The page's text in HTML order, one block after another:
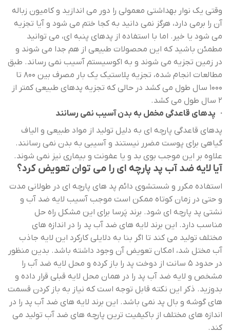
وقتی یک نوار بهداشتی معمولی را دور می اندازید و کامیون زباله
آن را برمی دارد، هرگز نمی دانید به کجا ختم می شود و آیا تجزیه
می شود یا خیر. اما با استفاده از پدهای پنبه ای، می توانید
مطمئن باشید که این محصولات طبیعی از هم جدا می شوند و
در زمین تجزیه می شوند و به اکوسیستم آسیب نمی رساند. طبق
مطالعات انجام شده، تجزیه پلاستیک یک بار مصرف بین 800 تا
1000 سال طول می کشد در حالی که تجزیه پدهای طبیعی کمتر از
2 سال طول می کشد.
· پدهای قاعدگی مخمل به بدن آسیب نمی رسانند
پدهای قاعدگی پارچه ای به دلیل تولید از مواد طبیعی و الیاف
گیاهی برای پوست مضرر نیستند و آسیبی به بدن نمی رسانند.
علاوه بر این موجب بوی بد و یا عفونت و بیماری نیز نمی شوند.
آیا لایه ضد آب پد پارچه ای را می توان تعویض کرد؟
استفاده مکرر و شستشوی دائم پد های پارچه ای در طولانی مدت
و حتی در زمان کوتاه ممکن است موجب آسیب لایه ضد آب و
نشتی پد پارچه ای شود. برند پَرسا برای این مشکل راه حل
مناسب دارد. این برند لایه های ضد آب پد را در اندازه های
مختلف تولید می کند تا اگر بنا به دلایلی کارکرد این لایه جاذب
آب مختل شد، امکان تعویض آن وجود داشته باشد. بدین منظور
در حدود 5 سانت از دوخت پد را باز کرده و محل لایه ضد آب را
مشخص و لایه ضد آب پد را در همان محل لایه قبلی قرار داده و
بدوزید. ذکر این نکته قابل توجه است که نیاز به باز کردن قسمت
های گوشه و بال پد نمی باشد. این برند لایه های ضد آب پد را در
اندازه های مختلف از باکیفیت ترین پارچه های ضد آب تولید می
کند.